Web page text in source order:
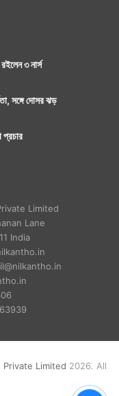
৩ নার্স
সঙ্গে দোসর ঝড়
প্রচার
Limited
Lane
India
Private Limited 2026. All